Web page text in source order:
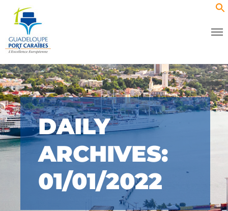
DAILY
ARCHIVES:
01/01/2022